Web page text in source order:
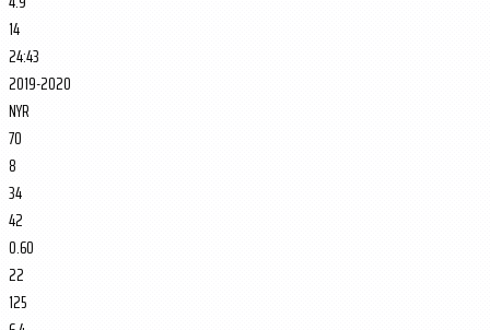
14
24:43
2019-2020
NYR
70
8
34
42
0.60
22
125